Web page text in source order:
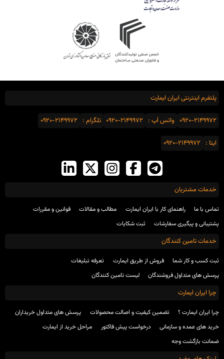
پلتفرم اینترنتی ایران ایمارت
0920-2149972 واتس اَپ : 0920-2149972 تلگرام : 0920-2149972
ایتا : 0920-2149972
خدمات مشتریان
تماس با ما راهنمای کار با ایران ایمارت مطالب و مقالات
قوانین و مقررات
پشتیبانی و پیگیری سفارشات
ثبت شکایات
خدمات تامین کنندگان
ثبت کسب و کار شما فروش از طریق ایمارت
تعرفه تبلیغات
پرسش های متداول فروشندگان
لیست تامین کنندگان
چرا ایران ایمارت
چرا ایران ایمارت ؟ تضمین کیفیت و اصالت محصولات
پرسش های متداول خریداران
خرید های عمده و سازمانی
درخواست پیش فاکتور
مراحل خرید از ایمارت
ضمانت بازگشت وجه